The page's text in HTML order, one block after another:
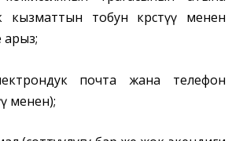
кызматтын тобун көрсөтүү менен
арыз;
почта жана телефон
менен);